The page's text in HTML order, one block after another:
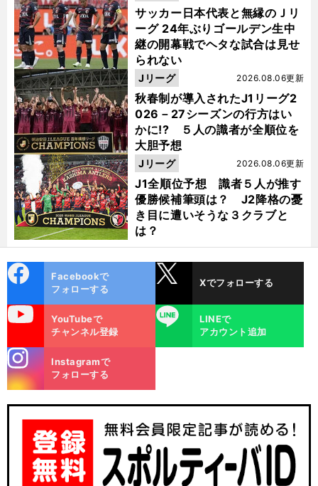
サッカー日本代表と無縁のＪリ
ーグ 24年ぶりゴールデン生中
継の開幕戦でヘタな試合は見せ
られない
秋春制が導入されたJ1リーグ2
026－27シーズンの行方はい
かに!? ５人の識者が全順位を
大胆予想
2026.08.06更新
Jリーグ
J1全順位予想 識者５人が推す
優勝候補筆頭は？ J2降格の憂
き目に遭いそうな３クラブと
は？
2026.08.06更新
Jリーグ
ok
Facebookで
フォローする
Xでフォローする
YouTubeで
チャンネル登録
LINE
LINEで
アカウント追加
m
Instagramで
フォローする